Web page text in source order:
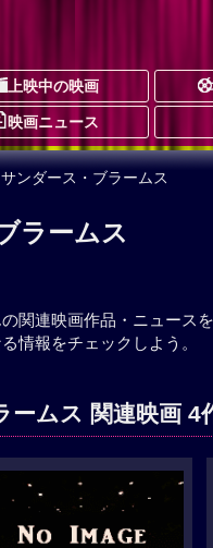
上映中の映画
映画ニュース
ンダース・ブラームス
ラームス
関連映画作品・ニュース
情報をチェックしよう。
ームス 関連映画 4